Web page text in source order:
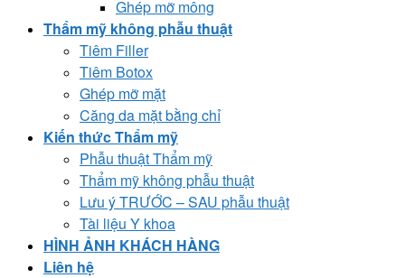
Ghép mỡ mông
Thẩm mỹ không phẫu thuật
Tiêm Filler
Tiêm Botox
Ghép mỡ mặt
Căng da mặt bằng chỉ
Kiến thức Thẩm mỹ
Phẫu thuật Thẩm mỹ
Thẩm mỹ không phẫu thuật
Lưu ý TRƯỚC – SAU phẫu thuật
Tài liệu Y khoa
HÌNH ẢNH KHÁCH HÀNG
Liên hệ